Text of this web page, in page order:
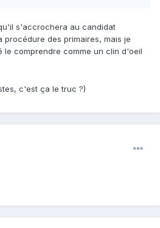
s'accrochera au candidat
procédure des primaires, mais je
le comprendre comme un clin d'oeil
c'est ça le truc ?)